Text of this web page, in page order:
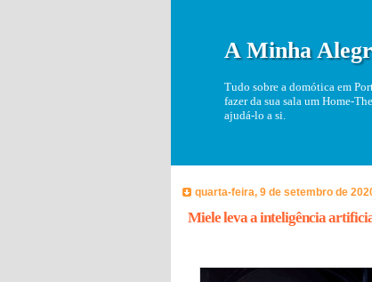
A Minha
Tudo sobre a domótica em
fazer da sua sala um Home-
ajudá-lo a si.
quarta-feira, 9 de setembro de
Miele leva a inteligência